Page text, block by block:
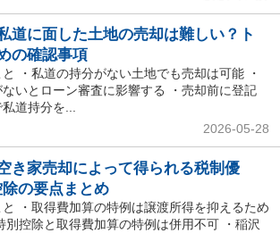
道に面した土地の売却は難しい？ト
の確認事項
・私道の持分がない土地でも売却は可能 ・
いとローン審査に影響する ・売却前に登記
道持分を...
2026-05-28
き家売却によって得られる税制優
の要点まとめ
・取得費加算の特例は譲渡所得を抑えるため
別控除と取得費加算の特例は併用不可 ・稲沢